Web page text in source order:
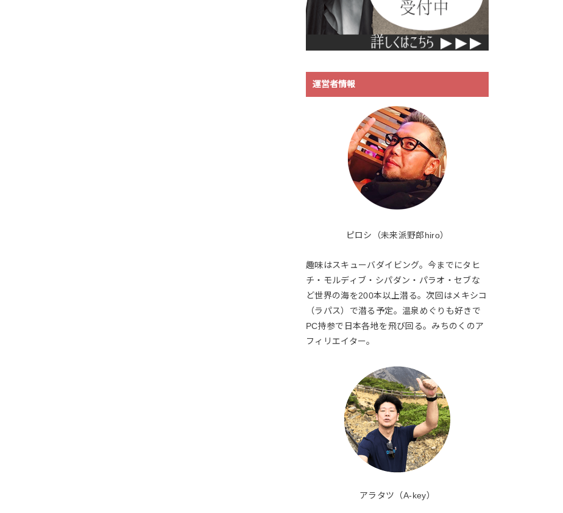
運営者情報
ピロシ（未来派野郎hiro）
趣味はスキューバダイビング。今までにタヒ
チ・モルディブ・シパダン・パラオ・セブな
ど世界の海を200本以上潜る。次回はメキシコ
（ラパス）で潜る予定。温泉めぐりも好きで
PC持参で日本各地を飛び回る。みちのくのア
フィリエイター。
アラタツ（A-key）